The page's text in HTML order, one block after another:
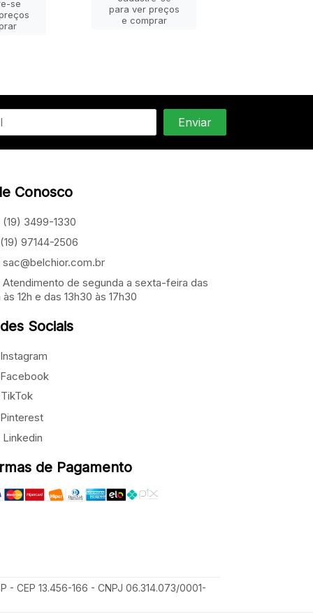
se
para ver preços
e comprar
Conosco
(19) 3499-1330
(19) 97144-2506
sac@belchior.com.br
Atendimento de segunda a sexta-feira das
às 12h e das 13h30 às 17h30
Sociais
Instagram
Facebook
TikTok
Pinterest
Linkedin
de Pagamento
CEP 13.456-166 - CNPJ 06.314.073/0001-